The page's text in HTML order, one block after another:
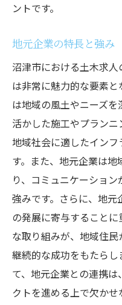
ントです。
地元企業の特長と強み
沼津市における土木求
は非常に魅力的な要素
は地域の風土やニーズ
活かした施工やプランニ
地域社会に適したイン
す。また、地元企業は
り、コミュニケーショ
強みです。さらに、地
の発展に寄与すること
な取り組みが、地域住民
継続的な成功をもたら
て、地元企業との連携
クトを進める上で欠かせ